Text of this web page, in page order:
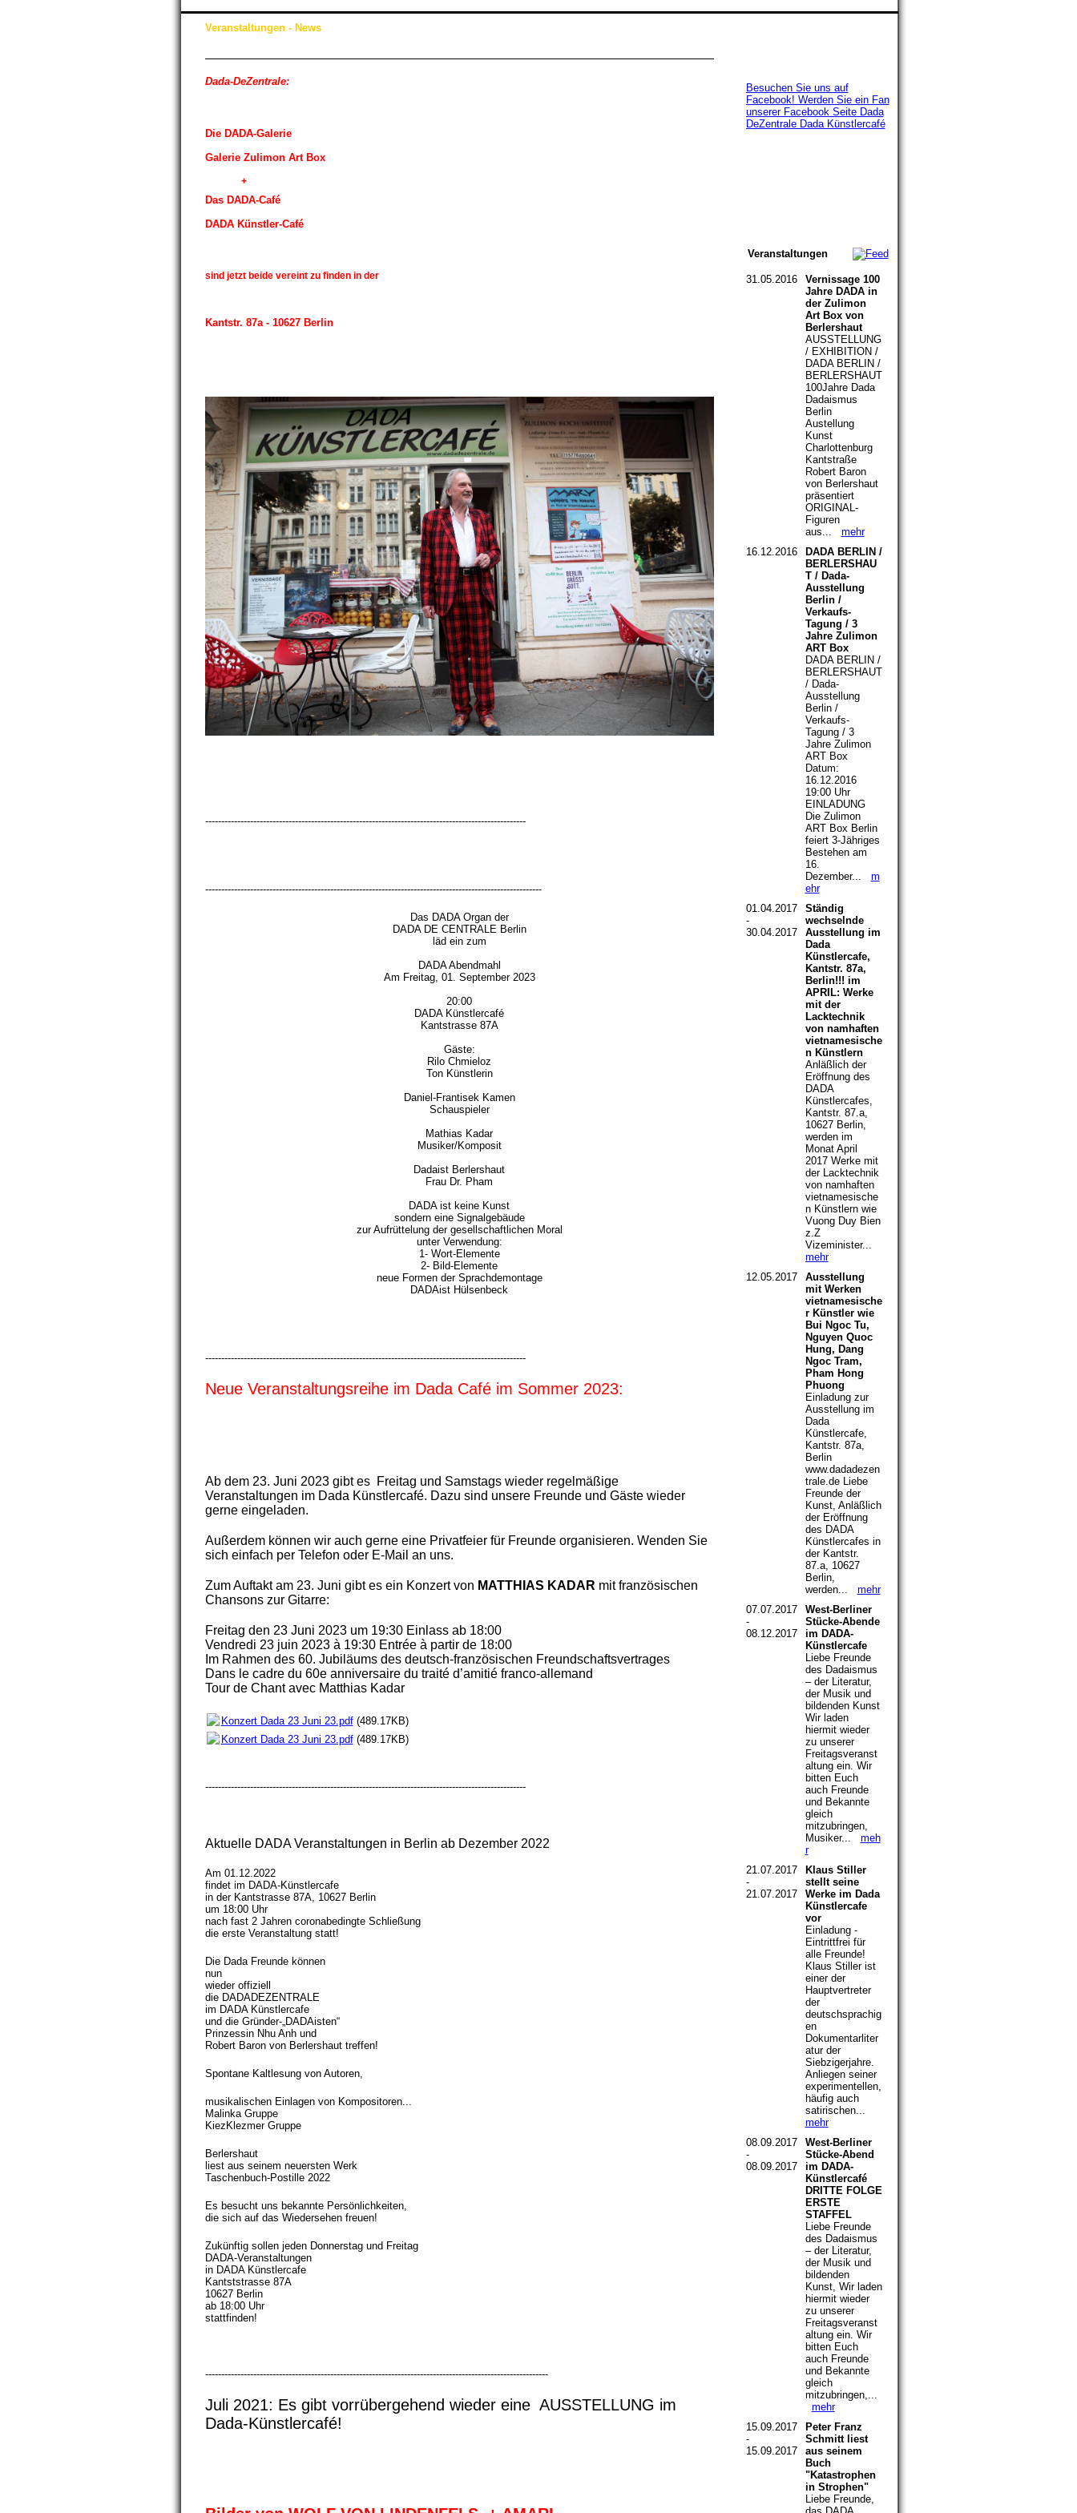
Veranstaltungen - News
Dada-DeZentrale:
Die DADA-Galerie
Galerie Zulimon Art Box
+
Das DADA-Café
DADA Künstler-Café
sind jetzt beide vereint zu finden in der
Kantstr. 87a - 10627 Berlin
----------------------------------------------------------------------------------------------------
---------------------------------------------------------------------------------------------------------
Das DADA Organ der
DADA DE CENTRALE Berlin
läd ein zum
DADA Abendmahl
Am Freitag, 01. September 2023
20:00
DADA Künstlercafé
Kantstrasse 87A
Gäste:
Rilo Chmieloz
Ton Künstlerin
Daniel-Frantisek Kamen
Schauspieler
Mathias Kadar
Musiker/Komposit
Dadaist Berlershaut
Frau Dr. Pham
DADA ist keine Kunst
sondern eine Signalgebäude
zur Aufrüttelung der gesellschaftlichen Moral
unter Verwendung:
1- Wort-Elemente
2- Bild-Elemente
neue Formen der Sprachdemontage
DADAist Hülsenbeck
----------------------------------------------------------------------------------------------------
Neue Veranstaltungsreihe im Dada Café im Sommer 2023:
Ab dem 23. Juni 2023 gibt es Freitag und Samstags wieder regelmäßige
Veranstaltungen im Dada Künstlercafé. Dazu sind unsere Freunde und Gäste wieder
gerne eingeladen.
Außerdem können wir auch gerne eine Privatfeier für Freunde organisieren. Wenden Sie
sich einfach per Telefon oder E-Mail an uns.
Zum Auftakt am 23. Juni gibt es ein Konzert von MATTHIAS KADAR mit französischen
Chansons zur Gitarre:
Freitag den 23 Juni 2023 um 19:30 Einlass ab 18:00
Vendredi 23 juin 2023 à 19:30 Entrée à partir de 18:00
Im Rahmen des 60. Jubiläums des deutsch-französischen Freundschaftsvertrages
Dans le cadre du 60e anniversaire du traité d’amitié franco-allemand
Tour de Chant avec Matthias Kadar
Konzert Dada 23 Juni 23.pdf(489.17KB)
Konzert Dada 23 Juni 23.pdf(489.17KB)
----------------------------------------------------------------------------------------------------
Aktuelle DADA Veranstaltungen in Berlin ab Dezember 2022
Am 01.12.2022
findet im DADA-Künstlercafe
in der Kantstrasse 87A, 10627 Berlin
um 18:00 Uhr
nach fast 2 Jahren coronabedingte Schließung
die erste Veranstaltung statt!
Die Dada Freunde können
nun
wieder offiziell
die DADADEZENTRALE
im DADA Künstlercafe
und die Gründer-„DADAisten“
Prinzessin Nhu Anh und
Robert Baron von Berlershaut treffen!
Spontane Kaltlesung von Autoren,
musikalischen Einlagen von Kompositoren...
Malinka Gruppe
KiezKlezmer Gruppe
Berlershaut
liest aus seinem neuersten Werk
Taschenbuch-Postille 2022
Es besucht uns bekannte Persönlichkeiten,
die sich auf das Wiedersehen freuen!
Zukünftig sollen jeden Donnerstag und Freitag
DADA-Veranstaltungen
in DADA Künstlercafe
Kantststrasse 87A
10627 Berlin
ab 18:00 Uhr
stattfinden!
-----------------------------------------------------------------------------------------------------------
Juli 2021: Es gibt vorrübergehend wieder eine AUSSTELLUNG im
Dada-Künstlercafé!
Besuchen Sie uns auf
Facebook! Werden Sie ein Fan
unserer Facebook Seite Dada
DeZentrale Dada Künstlercafé
Veranstaltungen
31.05.2016
Vernissage 100
Jahre DADA in
der Zulimon
Art Box von
Berlershaut
AUSSTELLUNG
/ EXHIBITION /
DADA BERLIN /
BERLERSHAUT
100Jahre Dada
Dadaismus
Berlin
Austellung
Kunst
Charlottenburg
Kantstraße
Robert Baron
von Berlershaut
präsentiert
ORIGINAL-
Figuren
aus... mehr
16.12.2016
DADA BERLIN /
BERLERSHAU
T / Dada-
Ausstellung
Berlin /
Verkaufs-
Tagung / 3
Jahre Zulimon
ART Box
DADA BERLIN /
BERLERSHAUT
/ Dada-
Ausstellung
Berlin /
Verkaufs-
Tagung / 3
Jahre Zulimon
ART Box
Datum:
16.12.2016
19:00 Uhr
EINLADUNG
Die Zulimon
ART Box Berlin
feiert 3-Jähriges
Bestehen am
16.
Dezember... m
ehr
01.04.2017
-
30.04.2017
Ständig
wechselnde
Ausstellung im
Dada
Künstlercafe,
Kantstr. 87a,
Berlin!!! im
APRIL: Werke
mit der
Lacktechnik
von namhaften
vietnamesische
n Künstlern
Anläßlich der
Eröffnung des
DADA
Künstlercafes,
Kantstr. 87.a,
10627 Berlin,
werden im
Monat April
2017 Werke mit
der Lacktechnik
von namhaften
vietnamesische
n Künstlern wie
Vuong Duy Bien
z.Z
Vizeminister...
mehr
12.05.2017
Ausstellung
mit Werken
vietnamesische
r Künstler wie
Bui Ngoc Tu,
Nguyen Quoc
Hung, Dang
Ngoc Tram,
Pham Hong
Phuong
Einladung zur
Ausstellung im
Dada
Künstlercafe,
Kantstr. 87a,
Berlin
www.dadadezen
trale.de Liebe
Freunde der
Kunst, Anläßlich
der Eröffnung
des DADA
Künstlercafes in
der Kantstr.
87.a, 10627
Berlin,
werden... mehr
07.07.2017
-
08.12.2017
West-Berliner
Stücke-Abende
im DADA-
Künstlercafe
Liebe Freunde
des Dadaismus
– der Literatur,
der Musik und
bildenden Kunst
Wir laden
hiermit wieder
zu unserer
Freitagsveranst
altung ein. Wir
bitten Euch
auch Freunde
und Bekannte
gleich
mitzubringen,
Musiker... meh
r
21.07.2017
-
21.07.2017
Klaus Stiller
stellt seine
Werke im Dada
Künstlercafe
vor
Einladung -
Eintrittfrei für
alle Freunde!
Klaus Stiller ist
einer der
Hauptvertreter
der
deutschsprachig
en
Dokumentarliter
atur der
Siebzigerjahre.
Anliegen seiner
experimentellen,
häufig auch
satirischen...
mehr
08.09.2017
-
08.09.2017
West-Berliner
Stücke-Abend
im DADA-
Künstlercafé
DRITTE FOLGE
ERSTE
STAFFEL
Liebe Freunde
des Dadaismus
– der Literatur,
der Musik und
bildenden
Kunst, Wir laden
hiermit wieder
zu unserer
Freitagsveranst
altung ein. Wir
bitten Euch
auch Freunde
und Bekannte
gleich
mitzubringen,...
mehr
15.09.2017
-
15.09.2017
Peter Franz
Schmitt liest
aus seinem
Buch
"Katastrophen
in Strophen"
Liebe Freunde,